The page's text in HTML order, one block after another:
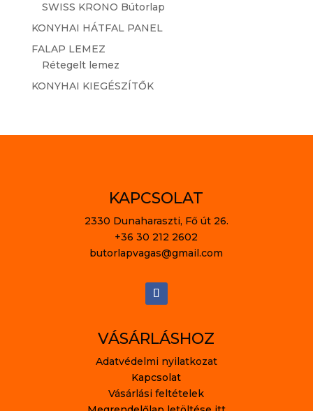
SWISS KRONO Bútorlap
KONYHAI HÁTFAL PANEL
FALAP LEMEZ
Rétegelt lemez
KONYHAI KIEGÉSZÍTŐK
KAPCSOLAT
2330 Dunaharaszti, Fő út 26.
+36 30 212 2602
butorlapvagas@gmail.com
VÁSÁRLÁSHOZ
Adatvédelmi nyilatkozat
Kapcsolat
Vásárlási feltételek